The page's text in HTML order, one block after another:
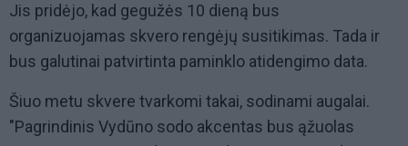
Jis pridėjo, kad gegužės 10 dieną bus
organizuojamas skvero rengėjų susitikimas. Tada ir
bus galutinai patvirtinta paminklo atidengimo data.
Šiuo metu skvere tvarkomi takai, sodinami augalai.
"Pagrindinis Vydūno sodo akcentas bus ąžuolas